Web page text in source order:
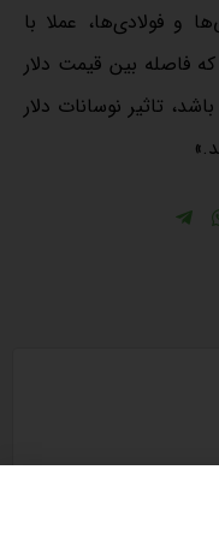
و فولادی‌ها، عملا با
فاصله بین قیمت دلار
تاثیر نوسانات دلار